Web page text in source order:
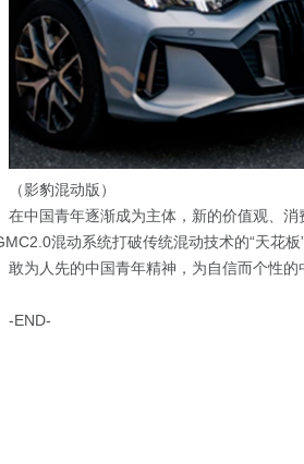
（影豹混动版）
在中国青年逐渐成为主体，新的价值观、
混动系统打破传统混动技术的“天花
敢为人先的中国青年精神，为自信而个性
-END-